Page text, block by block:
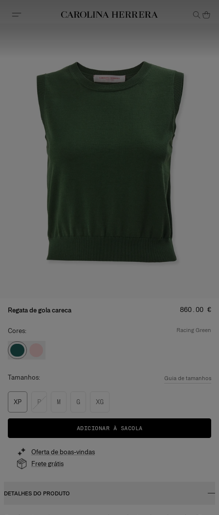
Declaração de acessibilidade
Regata de gola careca Preço:
‌860.00 €
Cores: racing green
Tamanhos: Guia de tamanhos
XP P M G XG
ADICIONAR À SACOLA
Oferta de boas-vindas
Frete grátis
DETALHES DO PRODUTO